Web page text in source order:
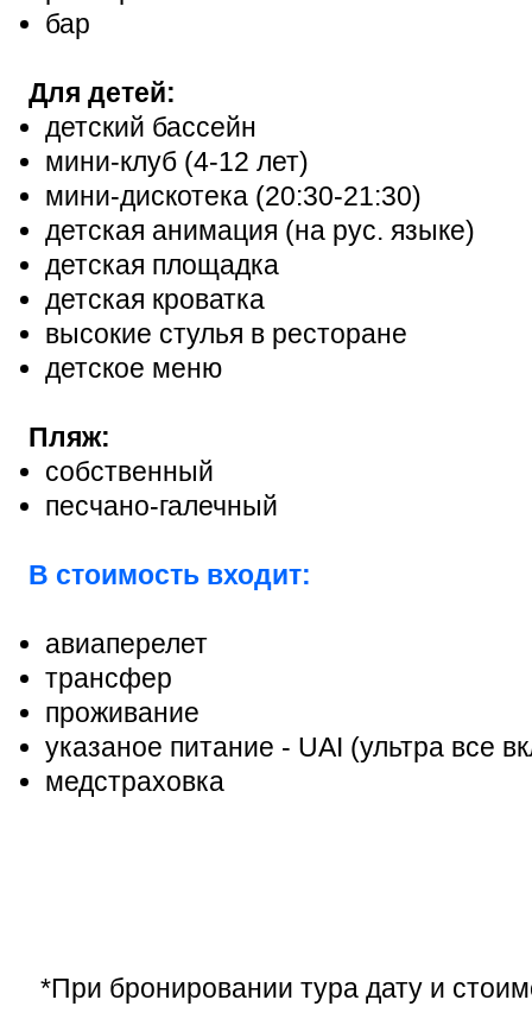
бар
Для детей:
детский бассейн
мини-клуб (4-12 лет)
мини-дискотека (20:30-21:30)
детская анимация (на рус. языке)
детская площадка
детская кроватка
высокие стулья в ресторане
детское меню
Пляж:
собственный
песчано-галечный
В стоимость входит:
авиаперелет
трансфер
проживание
указаное питание - UAI (ультра все
медстраховка
*При бронировании тура дату и